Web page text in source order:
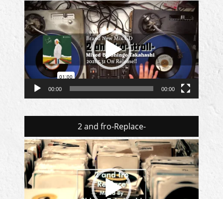
動
画
プ
レ
ー
ヤ
ー
00:00 00:00
2 and fro-Replace-
動
画
プ
レ
ー